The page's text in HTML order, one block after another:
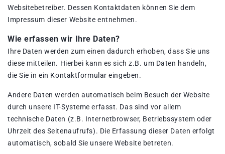
Websitebetreiber. Dessen Kontaktdaten können Sie dem
Impressum dieser Website entnehmen.
Wie erfassen wir Ihre Daten?
Ihre Daten werden zum einen dadurch erhoben, dass Sie uns
diese mitteilen. Hierbei kann es sich z.B. um Daten handeln,
die Sie in ein Kontaktformular eingeben.
Andere Daten werden automatisch beim Besuch der Website
durch unsere IT-Systeme erfasst. Das sind vor allem
technische Daten (z.B. Internetbrowser, Betriebssystem oder
Uhrzeit des Seitenaufrufs). Die Erfassung dieser Daten erfolgt
automatisch, sobald Sie unsere Website betreten.